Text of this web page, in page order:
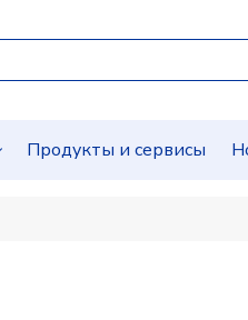
Продукты и сервисы